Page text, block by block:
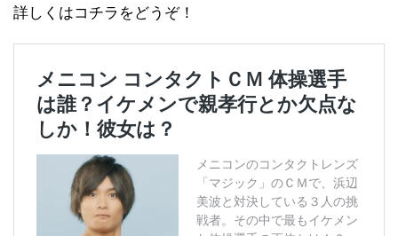
詳しくはコチラをどうぞ！